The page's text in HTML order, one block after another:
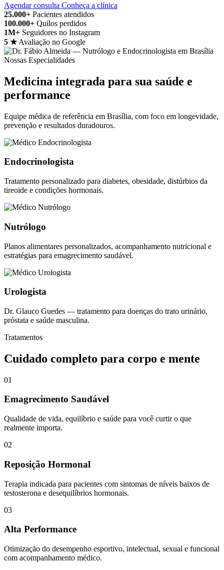
Agendar consulta Conheça a clínica
25.000+ Pacientes atendidos
100.000+ Quilos perdidos
1M+ Seguidores no Instagram
5 ★ Avaliação no Google
Nossas Especialidades
Medicina integrada para sua saúde e
performance
Equipe médica de referência em Brasília, com foco em longevidade,
prevenção e resultados duradouros.
Endocrinologista
Tratamento personalizado para diabetes, obesidade, distúrbios da
tireoide e condições hormonais.
Nutrólogo
Planos alimentares personalizados, acompanhamento nutricional e
estratégias para emagrecimento saudável.
Urologista
Dr. Glauco Guedes — tratamento para doenças do trato urinário,
próstata e saúde masculina.
Tratamentos
Cuidado completo para corpo e mente
01
Emagrecimento Saudável
Qualidade de vida, equilíbrio e saúde para você curtir o que
realmente importa.
02
Reposição Hormonal
Terapia indicada para pacientes com sintomas de níveis baixos de
testosterona e desequilíbrios hormonais.
03
Alta Performance
Otimização do desempenho esportivo, intelectual, sexual e funcional
com acompanhamento médico.